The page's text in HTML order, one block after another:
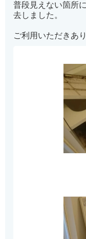
普段見えない箇所
去しました。
ご利用いただきあ